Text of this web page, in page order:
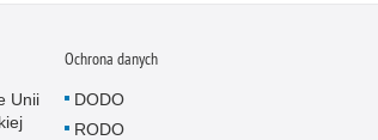
Unii
Ochrona danych
DODO
RODO